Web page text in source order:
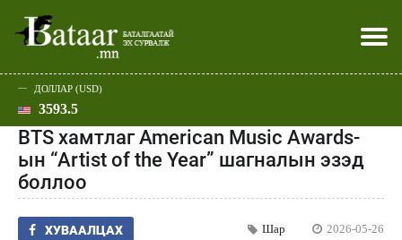
Эхлэл
Улс төр
Нийгэм
Эдийн засаг
Дэлхий
Спорт
Шар
Батаар юу хэлэв
Хэвлэл мэдээллээр
ДОЛЛАР (USD)
3593.5
BTS хамтлаг American Music Awards-
ын “Artist of the Year” шагналын эзэд
боллоо
ХУВААЛЦАХ Шар 2026-05-26